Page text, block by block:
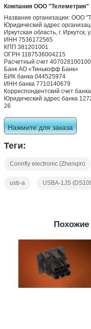
Компания ООО "Телеметрия"
Название организации: ООО
Юридический адрес
Иркутская область, г.
ИНН 7536172565
КПП 381201001
ОГРН 1187536004215
Расчетный счет
Банк АО «Тинькофф Банк»
БИК банка 044525974
ИНН банка 7710140679
Корреспондентский счет
Юридический адрес банка
26
Нажмите для заказа
Теги:
Connfly electronic (Zhenqin)
usb-a USBA-1JS